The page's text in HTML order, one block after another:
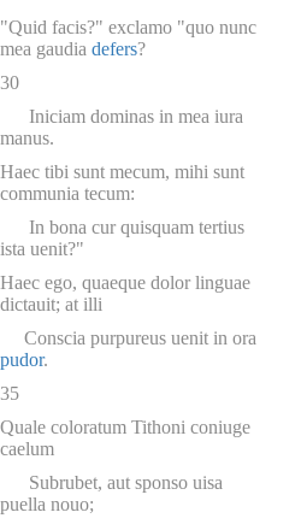
"Quid facis?" exclamo "quo nunc
mea gaudia defers?
30
Iniciam dominas in mea iura
manus.
Haec tibi sunt mecum, mihi sunt
communia tecum:
In bona cur quisquam tertius
ista uenit?"
Haec ego, quaeque dolor linguae
dictauit; at illi
Conscia purpureus uenit in ora
pudor.
35
Quale coloratum Tithoni coniuge
caelum
Subrubet, aut sponso uisa
puella nouo;